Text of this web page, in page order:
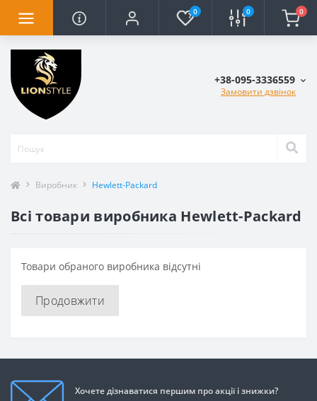
0 0 0
+38-095-3336559
Замовити дзвінок
Виробник Hewlett-Packard
Всі товари виробника Hewlett-Packard
Товари обраного виробника відсутні
Продовжити
Хочете дізнаватися першим про акції і знижки?